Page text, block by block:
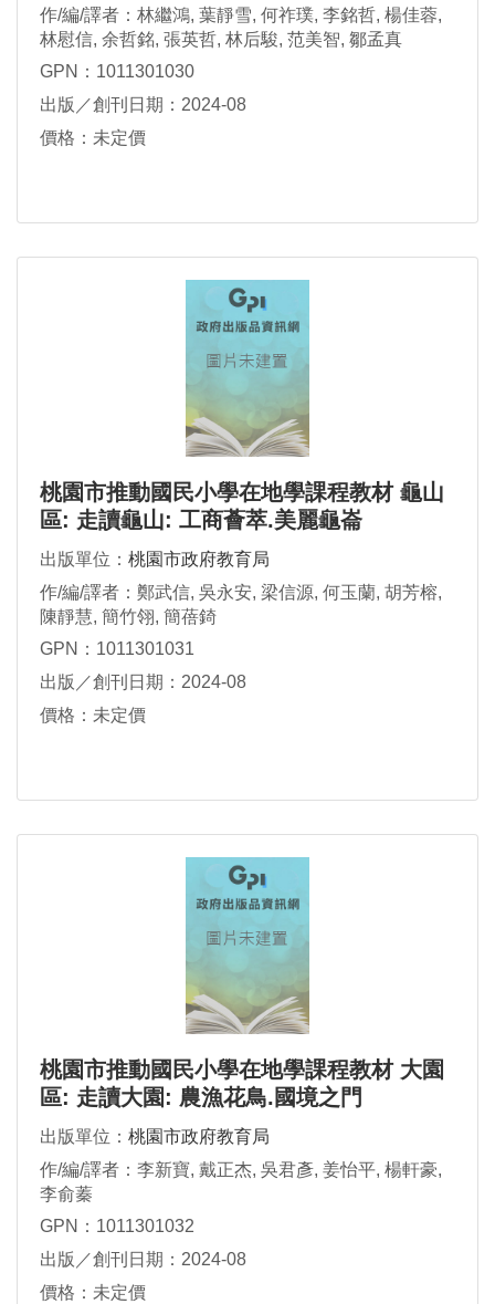
作/編/譯者：林繼鴻, 葉靜雪, 何祚璞, 李銘哲, 楊佳蓉,
林慰信, 余哲銘, 張英哲, 林后駿, 范美智, 鄒孟真
GPN：1011301030
出版／創刊日期：2024-08
價格：未定價
桃園市推動國民小學在地學課程教材 龜山
區: 走讀龜山: 工商薈萃.美麗龜崙
出版單位： 桃園市政府教育局
作/編/譯者：鄭武信, 吳永安, 梁信源, 何玉蘭, 胡芳榕,
陳靜慧, 簡竹翎, 簡蓓錡
GPN：1011301031
出版／創刊日期：2024-08
價格：未定價
桃園市推動國民小學在地學課程教材 大園
區: 走讀大園: 農漁花鳥.國境之門
出版單位： 桃園市政府教育局
作/編/譯者：李新寶, 戴正杰, 吳君彥, 姜怡平, 楊軒豪,
李俞蓁
GPN：1011301032
出版／創刊日期：2024-08
價格：未定價